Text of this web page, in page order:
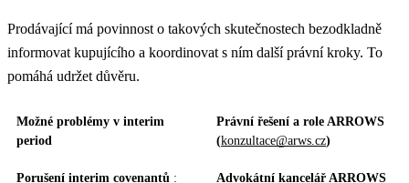
Prodávající má povinnost o takových skutečnostech bezodkladně
informovat kupujícího a koordinovat s ním další právní kroky. To
pomáhá udržet důvěru.
Možné problémy v interim
period
Právní řešení a role ARROWS
(konzultace@arws.cz)
Porušení interim covenantů : Advokátní kancelář ARROWS